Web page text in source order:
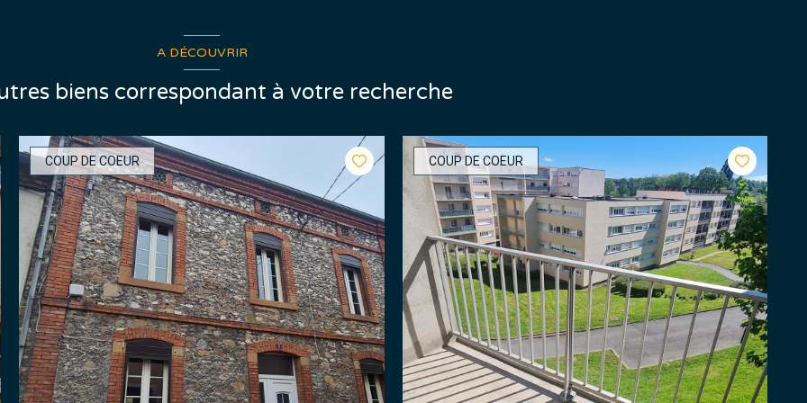
A DÉCOUVRIR
biens correspondant à votre recherche
COUP DE COEUR COUP DE COEUR